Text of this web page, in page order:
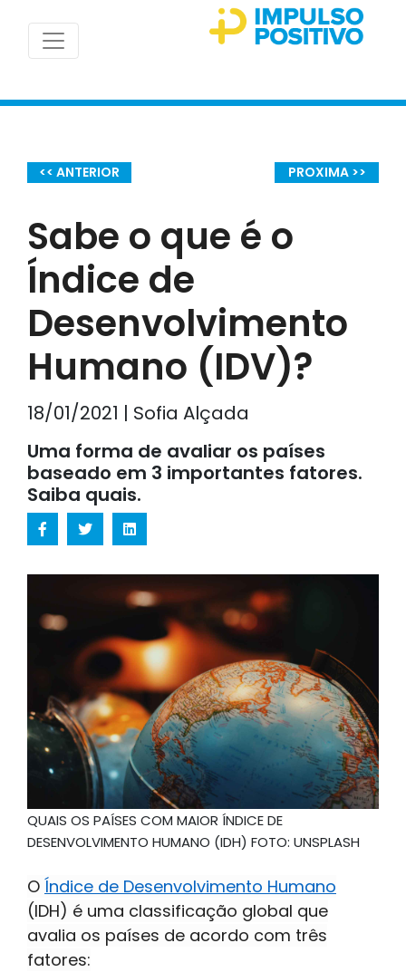
<< ANTERIOR PROXIMA >>
Sabe o que é o
Índice de
Desenvolvimento
Humano (IDV)?
18/01/2021 | Sofia Alçada
Uma forma de avaliar os países
baseado em 3 importantes fatores.
Saiba quais.
QUAIS OS PAÍSES COM MAIOR ÍNDICE DE
DESENVOLVIMENTO HUMANO (IDH) FOTO: UNSPLASH
O Índice de Desenvolvimento Humano
(IDH) é uma classificação global que
avalia os países de acordo com três
fatores: